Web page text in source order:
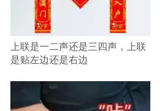
上联是一二声还是三四声，上联
是贴左边还是右边